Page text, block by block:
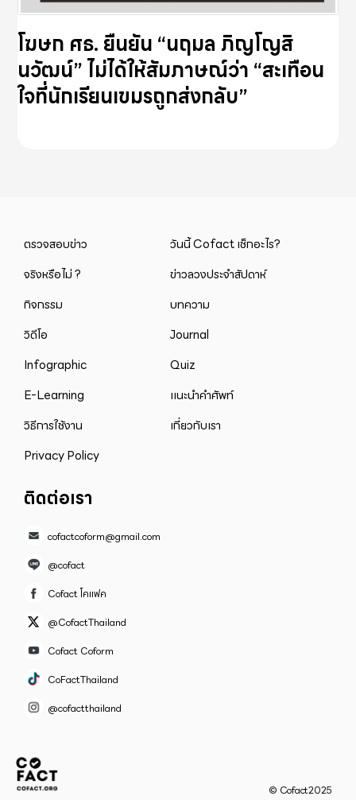
โฆษก ศธ. ยืนยัน “นฤมล ภิญโญสิ
นวัฒน์” ไม่ได้ให้สัมภาษณ์ว่า “สะเทือน
ใจที่นักเรียนเขมรถูกส่งกลับ”
ตรวจสอบข่าว
วันนี้ Cofact เช็กอะไร?
จริงหรือไม่ ?
ข่าวลวงประจำสัปดาห์
กิจกรรม
บทความ
วิดีโอ
Journal
Infographic
Quiz
E-Learning
แนะนำคำศัพท์
วิธีการใช้งาน
เกี่ยวกับเรา
Privacy Policy
ติดต่อเรา
cofactcoform@gmail.com
@cofact
Cofact โคแฟค
@CofactThailand
Cofact Coform
CoFactThailand
@cofactthailand
© Cofact2025